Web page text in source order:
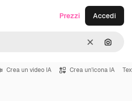
CancellaCerca
Prezzi Accedi
Crea un video IA Crea un'icona IA